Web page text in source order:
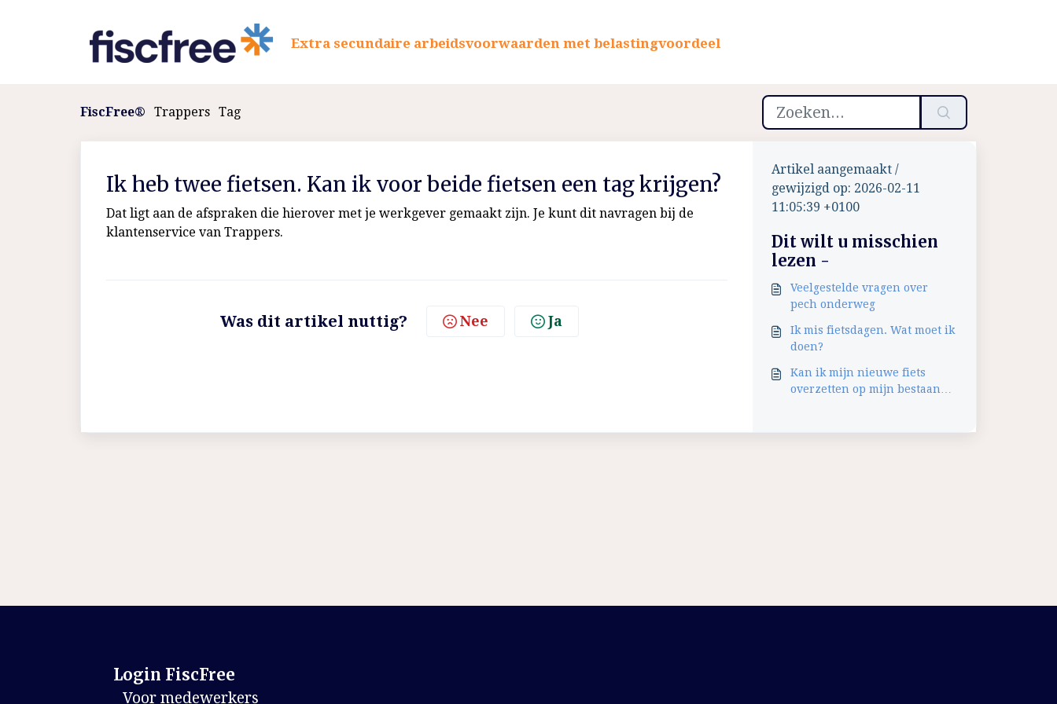
Extra secundaire arbeidsvoorwaarden met belastingvoordeel
FiscFree® Trappers Tag
Ik heb twee fietsen. Kan ik voor beide fietsen een tag krijgen?
Dat ligt aan de afspraken die hierover met je werkgever gemaakt zijn. Je kunt dit navragen bij de
klantenservice van Trappers.
Was dit artikel nuttig? Nee Ja
Artikel aangemaakt /
gewijzigd op: 2026-02-11
11:05:39 +0100
Dit wilt u misschien
lezen -
Veelgestelde vragen over
pech onderweg
Ik mis fietsdagen. Wat moet ik
doen?
Kan ik mijn nieuwe fiets
overzetten op mijn bestaande
Login FiscFree
Voor medewerkers